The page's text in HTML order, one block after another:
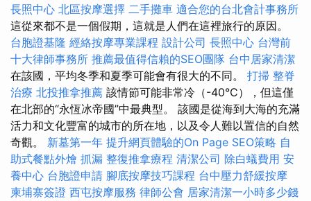
長照中心 北區按摩選擇 二手攤車 適合您的台北會計事務所
這從來都不是一個假期，這就是人們在這裡旅行的原因。
台胞證基隆 經絡按摩專業課程 設計公司 長照中心 台灣前
十大律師事務所 推薦最值得信賴的SEO團隊 台中居家清潔
在該國，平均冬季和夏季可能會有很大的不同。 打掃 整脊
治療 北投推拿推薦 該情節可能非常冷（-40°C），但這僅
在北部的“永恆冰帝國”中最典型。 該國是從海到大海的充滿
活力和文化豐富的城市的所在地，以及令人難以置信的自然
奇觀。 新墓第一年 提升網頁體驗的On Page SEO策略 自
助式餐點外燴 抓漏 整復推拿療程 清潔公司 除白蟻費用 安
養中心 台胞證申請 腳底按摩技巧課程 台中壓力舒緩按摩
柬埔寨簽證 西屯按摩服務 律師公會 居家清潔一小時多少錢